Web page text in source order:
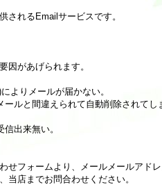
れるEmailサービスです。
因があげられます。
よりメールが届かない。
ルと間違えられて自動削除されてし
出来無い。
せフォームより、メールメールアド
当店までお問合わせください。